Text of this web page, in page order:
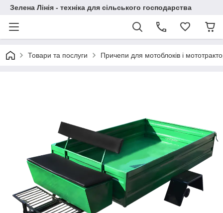
Зелена Лінія - техніка для сільського господарства
Товари та послуги Причепи для мотоблоків і